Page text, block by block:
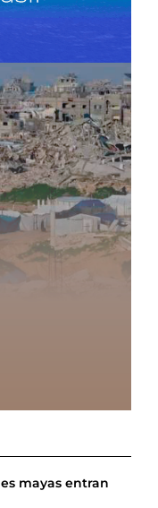
mayas entran